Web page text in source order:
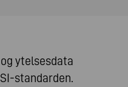
ytelsesdata
standarden.